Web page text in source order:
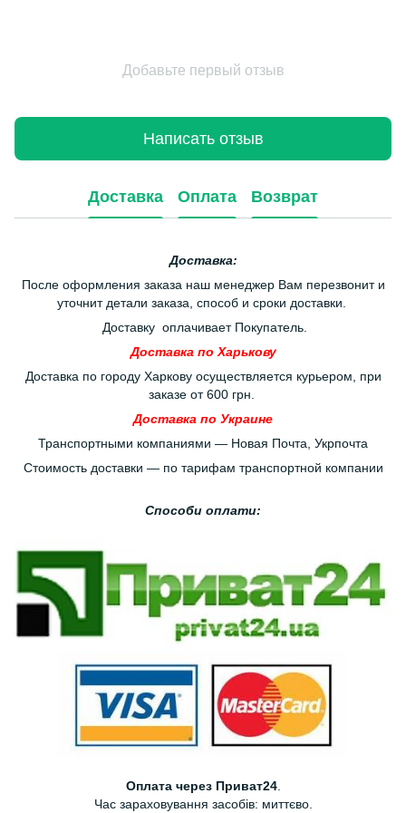
Добавьте первый отзыв
Написать отзыв
Доставка Оплата Возврат
Доставка:
После оформления заказа наш менеджер Вам перезвонит и
уточнит детали заказа, способ и сроки доставки.
Доставку оплачивает Покупатель.
Доставка по Харькову
Доставка по городу Харкову осуществляется курьером, при
заказе от 600 грн.
Доставка по Украине
Транспортными компаниями — Новая Почта, Укрпочта
Стоимость доставки — по тарифам транспортной компании
Способи оплати:
Оплата через Приват24.
Час зараховування засобів: миттєво.